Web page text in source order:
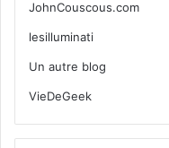
JohnCouscous.com
lesilluminati
Un autre blog
VieDeGeek